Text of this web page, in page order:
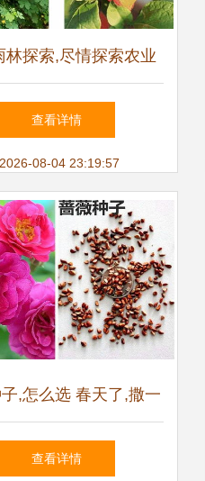
林探索,尽情探索农业
的奇妙和乐趣
查看详情
08-04 23:19:57
,怎么选 春天了,撒一
子在盆里,等花开 品种
查看详情